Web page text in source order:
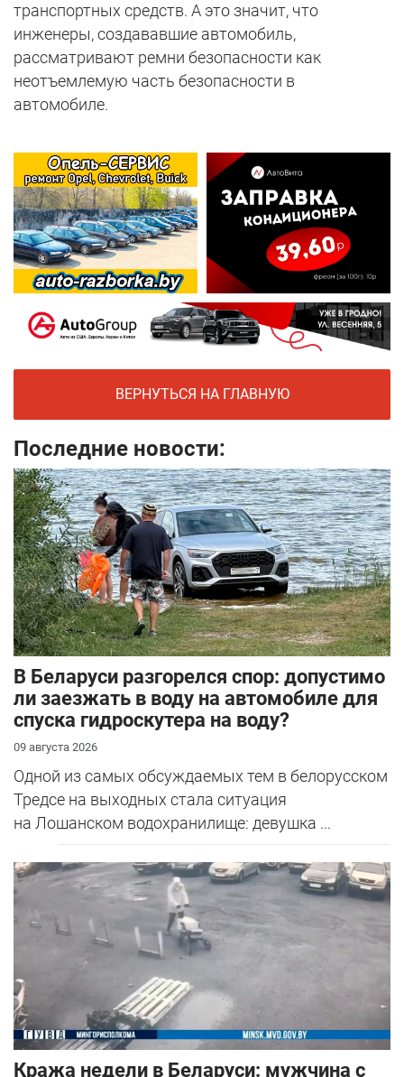
транспортных средств. А это значит, что
инженеры, создававшие автомобиль,
рассматривают ремни безопасности как
неотъемлемую часть безопасности в
автомобиле.
ВЕРНУТЬСЯ НА ГЛАВНУЮ
Последние новости:
В Беларуси разгорелся спор: допустимо
ли заезжать в воду на автомобиле для
спуска гидроскутера на воду?
09 августа 2026
Одной из самых обсуждаемых тем в белорусском
Тредсе на выходных стала ситуация
на Лошанском водохранилище: девушка ...
Кража недели в Беларуси: мужчина с